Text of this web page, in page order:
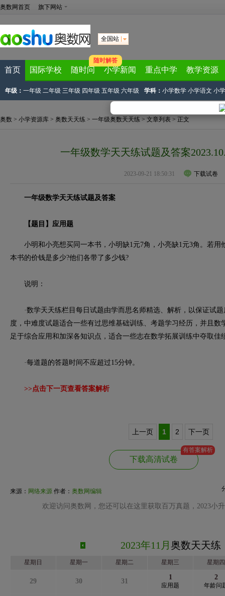
奥数网首页 旗下网站
全国站
首页 国际学校 随时问
随时解答
小学新闻 重点中学 教学资源
年级： 一年级 二年级 三年级 四年级 五年级 六年级 学科： 小学数学 小学语文 小
奥数 > 小学资源库 > 奥数天天练 > 一年级奥数天天练 > 文章列表 > 正文
一年级数学天天练试题及答案
2023-09-21 18:50:31 下载试卷
一年级数学天天练试题及答案
【题目】应用题
小明和小亮想买同一本书，小明缺1元7角，小亮缺1元3角。若用
本书的价钱是多少?他们各带了多少钱?
说明：
·数学天天练栏目每日试题由学而思名师精选、解析，以保证试题
度，中难度试题适合一些有过思维基础训练、考题学习经历，并且数
足于综合应用和加深各知识点，适合一些志在数学拓展训练中夺取佳
·每道题的答题时间不应超过15分钟。
>>点击下一页查看答案解析
上一页 1 2 下一页
下载高清试卷
有答案解析
来源： 网络来源 作者： 奥数网编辑
欢迎访问奥数网，您还可以在这里获取百万真题，2023小
2023年11月 奥数天天练
星期日 星期一 星期二 星期三 星期四
29 30 31
1
应用题
2
年龄问